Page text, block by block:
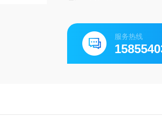
服务热线